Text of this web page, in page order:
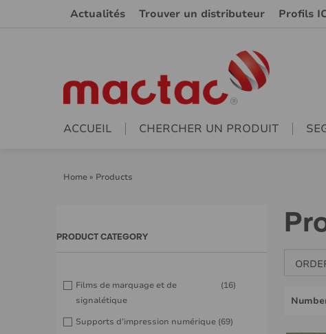
Actualités Trouver un distributeur Profils
ACCUEIL CHERCHER UN PRODUIT
Home » Products
PRODUCT CATEGORY
Films de marquage et de
signalétique
(16)
Supports d’impression numérique (69)